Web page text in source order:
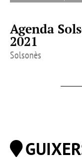
Agenda
2021
Solsonès